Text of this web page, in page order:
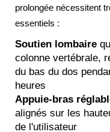
prolongée nécessitent
essentiels :
Soutien lombaire
colonne vertébrale,
du bas du dos
heures
Appuie-bras
alignés sur les
de l'utilisateur